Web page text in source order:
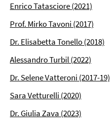
Enrico Tatasciore (2021)
Prof. Mirko Tavoni (2017)
Dr. Elisabetta Tonello (2018)
Alessandro Turbil (2022)
Dr. Selene Vatteroni (2017-19)
Sara Vetturelli (2020)
Dr. Giulia Zava (2023)